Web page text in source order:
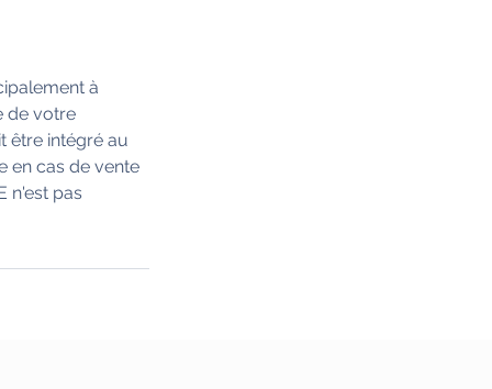
à
de votre
être intégré au
en cas de vente
n'est pas